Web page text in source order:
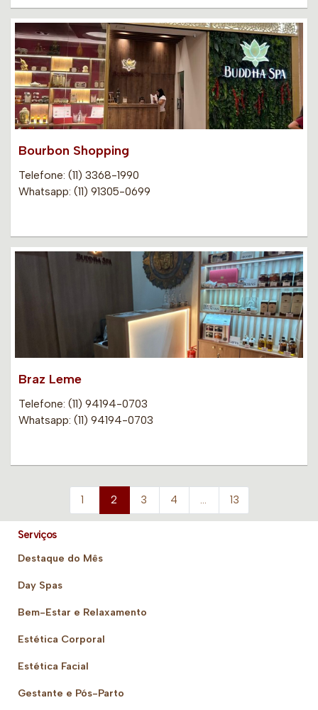
Bourbon Shopping
Telefone: (11) 3368-1990
Whatsapp: (11) 91305-0699
Braz Leme
Telefone: (11) 94194-0703
Whatsapp: (11) 94194-0703
1 2 3 4 … 13
Serviços
Destaque do Mês
Day Spas
Bem-Estar e Relaxamento
Estética Corporal
Estética Facial
Gestante e Pós-Parto